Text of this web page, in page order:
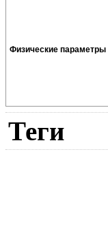
Физические параметры
Теги